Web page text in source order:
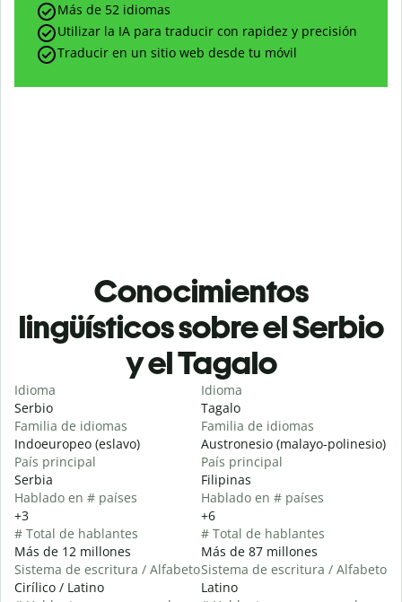
Más de 52 idiomas
Utilizar la IA para traducir con rapidez y precisión
Traducir en un sitio web desde tu móvil
Conocimientos
lingüísticos sobre el Serbio
y el Tagalo
Idioma
Serbio
Familia de idiomas
Indoeuropeo (eslavo)
País principal
Serbia
Hablado en # países
+3
# Total de hablantes
Más de 12 millones
Sistema de escritura / Alfabeto
Cirílico / Latino
Idioma
Tagalo
Familia de idiomas
Austronesio (malayo-polinesio)
País principal
Filipinas
Hablado en # países
+6
# Total de hablantes
Más de 87 millones
Sistema de escritura / Alfabeto
Latino